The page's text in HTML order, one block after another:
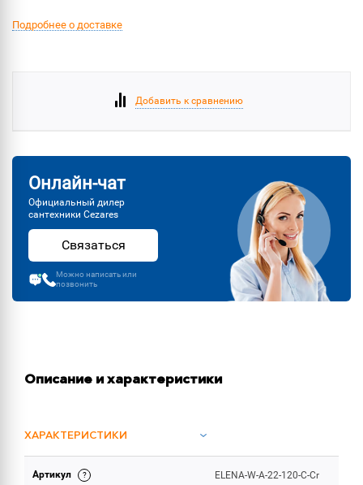
Подробнее о доставке
Добавить к сравнению
Онлайн-чат
Официальный дилер
сантехники Cezares
Связаться
Можно написать или
позвонить
Описание и характеристики
ХАРАКТЕРИСТИКИ
ОБЪЕМ ПОСТАВКИ
Артикул ELENA-W-A-22-120-C-Cr